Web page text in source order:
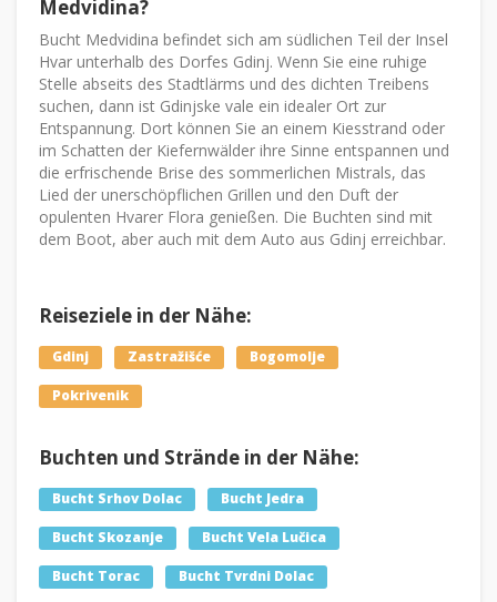
Medvidina?
Bucht Medvidina befindet sich am südlichen Teil der Insel
Hvar unterhalb des Dorfes Gdinj. Wenn Sie eine ruhige
Stelle abseits des Stadtlärms und des dichten Treibens
suchen, dann ist Gdinjske vale ein idealer Ort zur
Entspannung. Dort können Sie an einem Kiesstrand oder
im Schatten der Kiefernwälder ihre Sinne entspannen und
die erfrischende Brise des sommerlichen Mistrals, das
Lied der unerschöpflichen Grillen und den Duft der
opulenten Hvarer Flora genießen. Die Buchten sind mit
dem Boot, aber auch mit dem Auto aus Gdinj erreichbar.
Reiseziele in der Nähe:
Gdinj Zastražišće Bogomolje
Pokrivenik
Buchten und Strände in der Nähe:
Bucht Srhov Dolac Bucht Jedra
Bucht Skozanje Bucht Vela Lučica
Bucht Torac Bucht Tvrdni Dolac